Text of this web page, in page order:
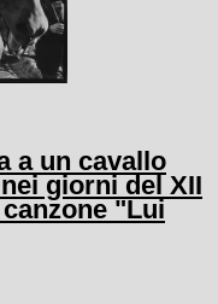
a un cavallo
giorni del XII
"Lui